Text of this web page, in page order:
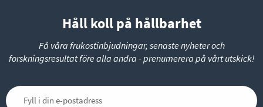
Håll koll på hållbarhet
Få våra frukostinbjudningar, senaste nyheter och
forskningsresultat före alla andra - prenumerera på vårt utskick!